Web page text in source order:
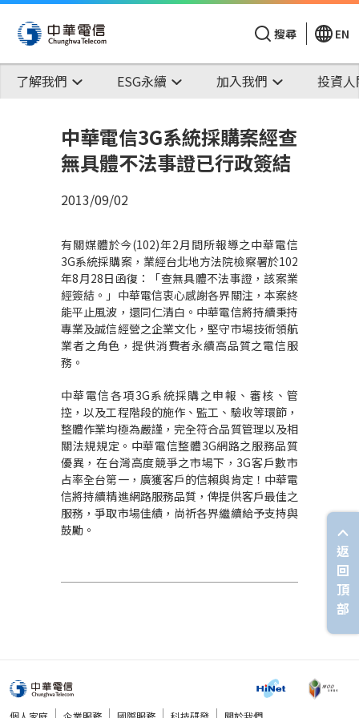
搜尋 EN
了解我們 ESG永續 加入我們 投資
中華電信3G系統採購案經查
無具體不法事證已行政簽結
2013/09/02
有關媒體於今(102)年2月間所報導之中華電信
3G系統採購案，業經台北地方法院檢察署於102
年8月28日函復：「查無具體不法事證，該案業
經簽結。」中華電信衷心感謝各界關注，本案終
能平止風波，還同仁清白。中華電信將持續秉持
專業及誠信經營之企業文化，堅守市場技術領航
業者之角色，提供消費者永續高品質之電信服
務。
中華電信各項3G系統採購之申報、審核、管
控，以及工程階段的施作、監工、驗收等環節，
整體作業均極為嚴謹，完全符合品質管理以及相
關法規規定。中華電信整體3G網路之服務品質
優異，在台灣高度競爭之市場下，3G客戶數市
占率全台第一，廣獲客戶的信賴與肯定！中華電
信將持續精進網路服務品質，俾提供客戶最佳之
服務，爭取市場佳績，尚祈各界繼續給予支持與
鼓勵。
返
回
頂
部